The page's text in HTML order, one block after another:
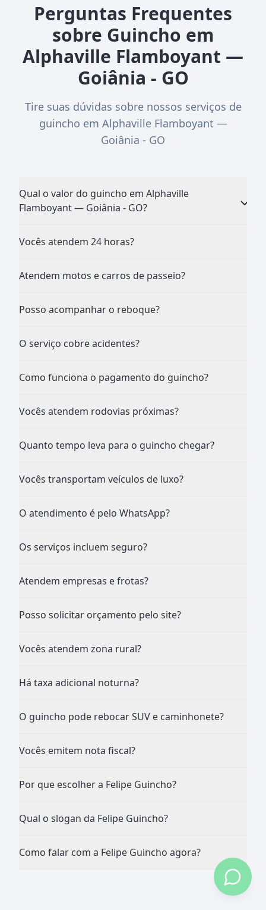
Perguntas Frequentes
sobre Guincho em
Alphaville Flamboyant —
Goiânia - GO
Tire suas dúvidas sobre nossos serviços de
guincho em Alphaville Flamboyant —
Goiânia - GO
Qual o valor do guincho em Alphaville
Flamboyant — Goiânia - GO?
Vocês atendem 24 horas?
Atendem motos e carros de passeio?
Posso acompanhar o reboque?
O serviço cobre acidentes?
Como funciona o pagamento do guincho?
Vocês atendem rodovias próximas?
Quanto tempo leva para o guincho chegar?
Vocês transportam veículos de luxo?
O atendimento é pelo WhatsApp?
Os serviços incluem seguro?
Atendem empresas e frotas?
Posso solicitar orçamento pelo site?
Vocês atendem zona rural?
Há taxa adicional noturna?
O guincho pode rebocar SUV e caminhonete?
Vocês emitem nota fiscal?
Por que escolher a Felipe Guincho?
Qual o slogan da Felipe Guincho?
Como falar com a Felipe Guincho agora?